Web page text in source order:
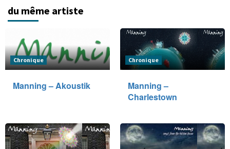
du même artiste
Chronique
Manning – Akoustik
Chronique
Manning –
Charlestown